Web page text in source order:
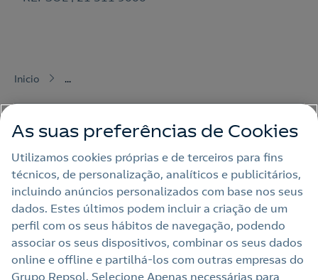
Inicio ...
Nota Legal
Política de privacidade
Política de cookies
Accesibilidade
As suas preferências de Cookies
Utilizamos cookies próprias e de terceiros para fins
técnicos, de personalização, analíticos e publicitários,
incluindo anúncios personalizados com base nos seus
dados. Estes últimos podem incluir a criação de um
perfil com os seus hábitos de navegação, podendo
associar os seus dispositivos, combinar os seus dados
online e offline e partilhá‑los com outras empresas do
Grupo Repsol. Selecione Apenas necessárias para